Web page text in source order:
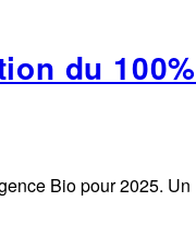
du 100%
Bio pour 2025. Un